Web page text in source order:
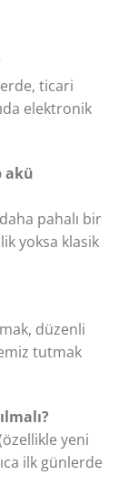
ticari
elektronik
akü
pahalı bir
yoksa klasik
düzenli
tutmak
yeni
ilk günlerde